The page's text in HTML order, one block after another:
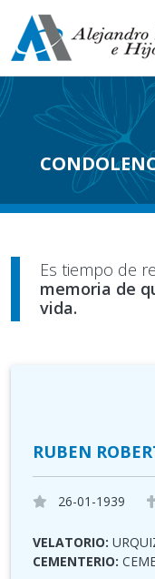
Es tiempo de
memoria de
vida.
RUBEN
26-01-1939
VELATORIO:
CEMENTERIO: